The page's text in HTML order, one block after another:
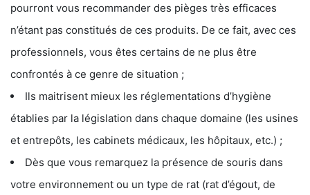
pourront vous recommander des pièges très efficaces
n’étant pas constitués de ces produits. De ce fait, avec ces
professionnels, vous êtes certains de ne plus être
confrontés à ce genre de situation ;
Ils maitrisent mieux les réglementations d’hygiène
établies par la législation dans chaque domaine (les usines
et entrepôts, les cabinets médicaux, les hôpitaux, etc.) ;
Dès que vous remarquez la présence de souris dans
votre environnement ou un type de rat (rat d’égout, de